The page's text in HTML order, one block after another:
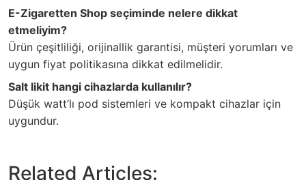
E-Zigaretten Shop seçiminde nelere dikkat
etmeliyim?
Ürün çeşitliliği, orijinallik garantisi, müşteri yorumları ve
uygun fiyat politikasına dikkat edilmelidir.
Salt likit hangi cihazlarda kullanılır?
Düşük watt’lı pod sistemleri ve kompakt cihazlar için
uygundur.
Related Articles: